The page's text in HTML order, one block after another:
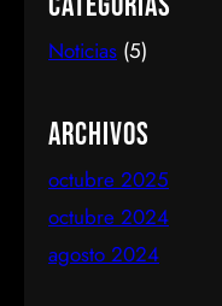
28 al 31 de
promete
Noticias (5)
Archivos
octubre 2025
octubre 2024
agosto 2024